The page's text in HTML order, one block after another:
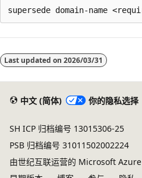
模
式
Last updated on 2026/03/31
中文 (简体) 你的隐私选择
SH ICP 归档编号 13015306-25
PSB 归档编号 31011502002224
由世纪互联运营的 Microsoft Azure